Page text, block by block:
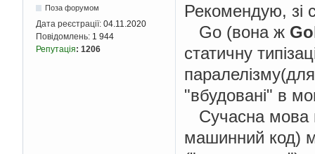
Поза форумом
Дата реєстрації: 04.11.2020
Повідомлень: 1 944
Репутація: 1206
Рекомендую, зі
Go (вона ж
статичну
"вбудовані" в
Сучасна мова
машинний код)